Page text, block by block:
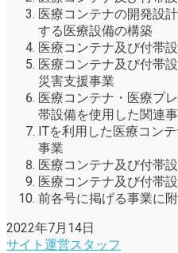
医療コンテナの開発設
する医療設備の構築
医療コンテナ及び付帯
医療コンテナ及び付帯
災害支援事業
医療コンテナ・医療プ
帯設備を使用した関連
ITを利用した医療コン
事業
医療コンテナ及び付帯
医療コンテナ及び付帯
前各号に掲げる事業に
2022年7月14日
サイト運営スタッフ